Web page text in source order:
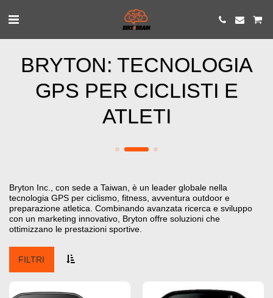
BRYTON: TECNOLOGIA
GPS PER CICLISTI E
ATLETI
Bryton Inc., con sede a Taiwan, è un leader globale nella
tecnologia GPS per ciclismo, fitness, avventura outdoor e
preparazione atletica. Combinando avanzata ricerca e sviluppo
con un marketing innovativo, Bryton offre soluzioni che
ottimizzano le prestazioni sportive.
FILTRI